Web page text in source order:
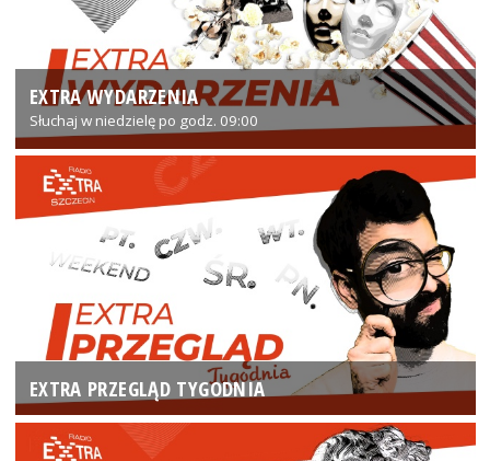
EXTRA WYDARZENIA
Słuchaj w niedzielę po godz. 09:00
EXTRA PRZEGLĄD TYGODNIA